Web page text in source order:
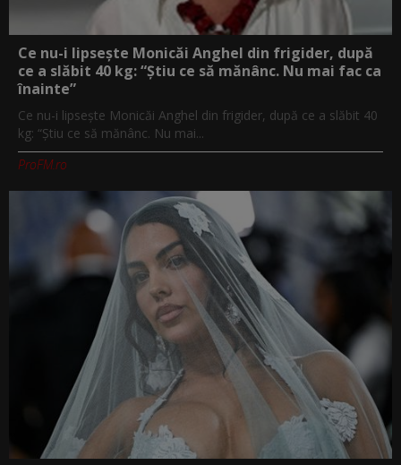
Ce nu-i lipsește Monicăi Anghel din frigider, după
ce a slăbit 40 kg: “Știu ce să mănânc. Nu mai fac ca
înainte”
Ce nu-i lipsește Monicăi Anghel din frigider, după ce a slăbit 40
kg: “Știu ce să mănânc. Nu mai...
ProFM.ro